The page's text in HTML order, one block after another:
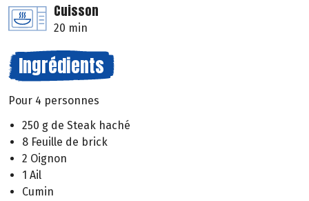
Cuisson
20 min
Ingrédients
Pour 4 personnes
250 g de Steak haché
8 Feuille de brick
2 Oignon
1 Ail
Cumin